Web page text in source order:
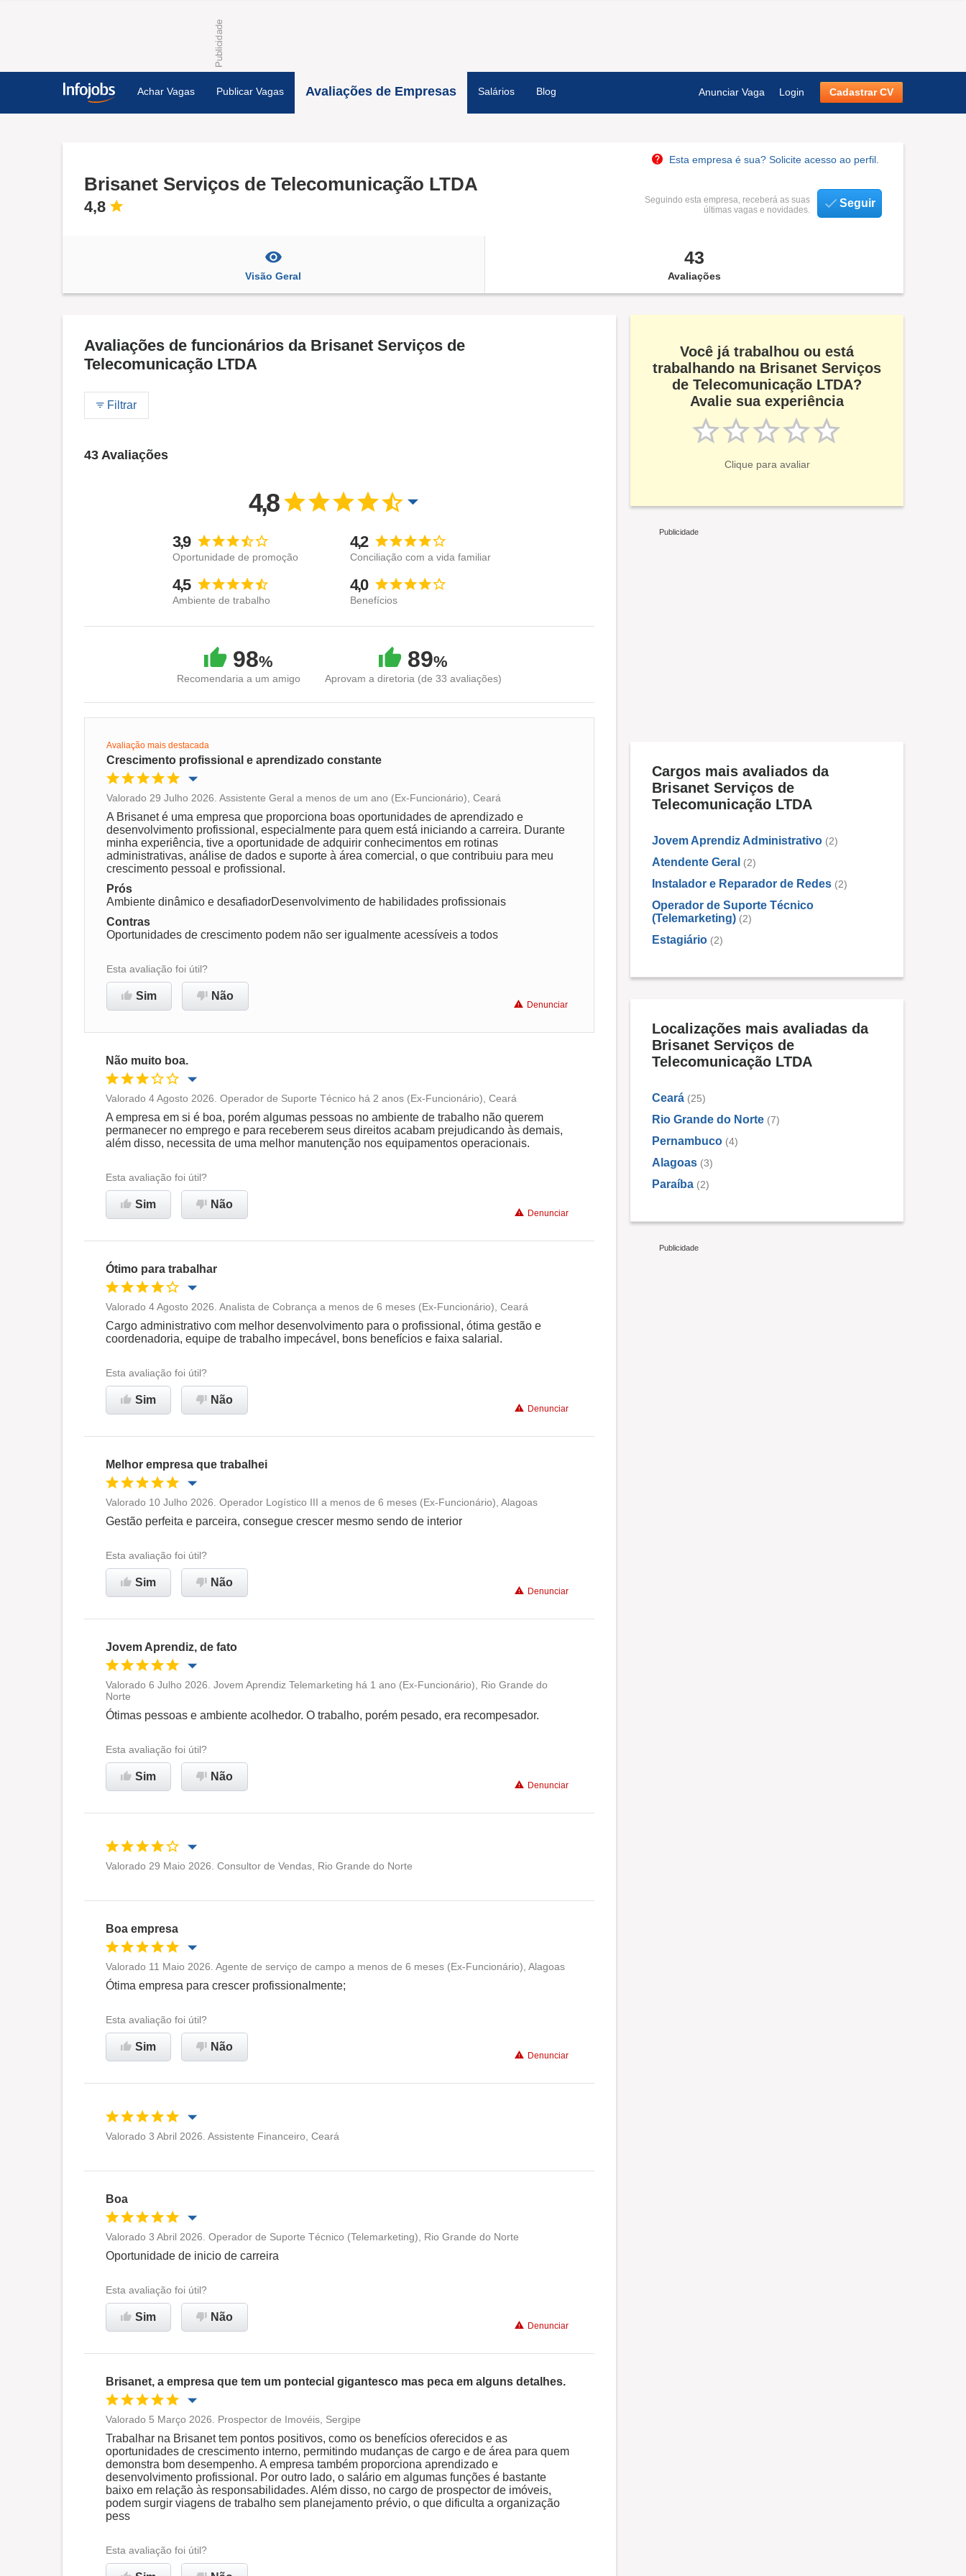
Achar Vagas Publicar Vagas Avaliações de Empresas Salários Blog Anunciar Vaga Login Cadastrar CV
Esta empresa é sua? Solicite acesso ao perfil.
Brisanet Serviços de Telecomunicação LTDA
4,8
Seguindo esta empresa, receberá as suas
últimas vagas e novidades.
Seguir
Visão Geral
43
Avaliações
Avaliações de funcionários da Brisanet Serviços de
Telecomunicação LTDA
Filtrar
43 Avaliações
4,8
3,9
Oportunidade de promoção
4,2
Conciliação com a vida familiar
4,5
Ambiente de trabalho
4,0
Benefícios
98%
Recomendaria a um amigo
89%
Aprovam a diretoria (de 33 avaliações)
Avaliação mais destacada
Crescimento profissional e aprendizado constante
Oportunidade de promoção
Ambiente de trabalho
Conciliação com a vida familiar
Benefícios
Valorado 29 Julho 2026. Assistente Geral a menos de um ano (Ex-Funcionário), Ceará
A Brisanet é uma empresa que proporciona boas oportunidades de aprendizado e
desenvolvimento profissional, especialmente para quem está iniciando a carreira. Durante
minha experiência, tive a oportunidade de adquirir conhecimentos em rotinas
administrativas, análise de dados e suporte à área comercial, o que contribuiu para meu
crescimento pessoal e profissional.
Prós
Ambiente dinâmico e desafiadorDesenvolvimento de habilidades profissionais
Contras
Oportunidades de crescimento podem não ser igualmente acessíveis a todos
Esta avaliação foi útil?
Sim Não
Denunciar
Não muito boa.
Oportunidade de promoção
Ambiente de trabalho
Conciliação com a vida familiar
Benefícios
Não recomenda esta
empresa
Valorado 4 Agosto 2026. Operador de Suporte Técnico há 2 anos (Ex-Funcionário), Ceará
A empresa em si é boa, porém algumas pessoas no ambiente de trabalho não querem
permanecer no emprego e para receberem seus direitos acabam prejudicando às demais,
além disso, necessita de uma melhor manutenção nos equipamentos operacionais.
Esta avaliação foi útil?
Sim Não
Denunciar
Ótimo para trabalhar
Oportunidade de promoção Conciliação com a vida familiar
Recomenda esta empresa
Valorado 4 Agosto 2026. Analista de Cobrança a menos de 6 meses (Ex-Funcionário), Ceará
Cargo administrativo com melhor desenvolvimento para o profissional, ótima gestão e
coordenadoria, equipe de trabalho impecável, bons benefícios e faixa salarial.
Esta avaliação foi útil?
Sim Não
Denunciar
Melhor empresa que trabalhei
Oportunidade de promoção
Ambiente de trabalho
Conciliação com a vida familiar
Recomenda esta empresa
Valorado 10 Julho 2026. Operador Logístico III a menos de 6 meses (Ex-Funcionário), Alagoas
Gestão perfeita e parceira, consegue crescer mesmo sendo de interior
Esta avaliação foi útil?
Sim Não
Denunciar
Jovem Aprendiz, de fato
Oportunidade de promoção
Recomenda esta empresa
Valorado 6 Julho 2026. Jovem Aprendiz Telemarketing há 1 ano (Ex-Funcionário), Rio Grande do
Norte
Ótimas pessoas e ambiente acolhedor. O trabalho, porém pesado, era recompesador.
Esta avaliação foi útil?
Sim Não
Denunciar
empresa
Valorado 29 Maio 2026. Consultor de Vendas, Rio Grande do Norte
Boa empresa
Oportunidade de promoção
Ambiente de trabalho
Conciliação com a vida familiar
Recomenda esta empresa
Valorado 11 Maio 2026. Agente de serviço de campo a menos de 6 meses (Ex-Funcionário), Alagoas
Ótima empresa para crescer profissionalmente;
Esta avaliação foi útil?
Sim Não
Denunciar
Valorado 3 Abril 2026. Assistente Financeiro, Ceará
Boa
Oportunidade de promoção
Ambiente de trabalho
Recomenda esta empresa
Valorado 3 Abril 2026. Operador de Suporte Técnico (Telemarketing), Rio Grande do Norte
Oportunidade de inicio de carreira
Esta avaliação foi útil?
Sim Não
Denunciar
Brisanet, a empresa que tem um pontecial gigantesco mas peca em alguns detalhes.
Oportunidade de promoção
Ambiente de trabalho
Conciliação com a vida familiar
Benefícios
Recomenda esta empresa Recomenda a diretoria
Valorado 5 Março 2026. Prospector de Imovéis, Sergipe
Trabalhar na Brisanet tem pontos positivos, como os benefícios oferecidos e as
oportunidades de crescimento interno, permitindo mudanças de cargo e de área para quem
demonstra bom desempenho. A empresa também proporciona aprendizado e
desenvolvimento profissional. Por outro lado, o salário em algumas funções é bastante
baixo em relação às responsabilidades. Além disso, no cargo de prospector de imóveis,
podem surgir viagens de trabalho sem planejamento prévio, o que dificulta a organização
pess
Esta avaliação foi útil?
Você já trabalhou ou está
trabalhando na Brisanet Serviços
de Telecomunicação LTDA?
Avalie sua experiência
Clique para avaliar
Cargos mais avaliados da
Brisanet Serviços de
Telecomunicação LTDA
Jovem Aprendiz Administrativo (2)
Atendente Geral (2)
Instalador e Reparador de Redes (2)
Operador de Suporte Técnico
(Telemarketing) (2)
Estagiário (2)
Localizações mais avaliadas da
Brisanet Serviços de
Telecomunicação LTDA
Ceará (25)
Rio Grande do Norte (7)
Pernambuco (4)
Alagoas (3)
Paraíba (2)